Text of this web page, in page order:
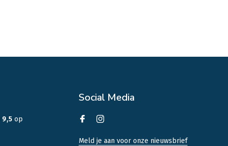
9,5 op
Social Media
Meld je aan voor onze nieuwsbrief